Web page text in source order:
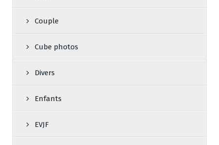
Couple
Cube photos
Divers
Enfants
EVJF